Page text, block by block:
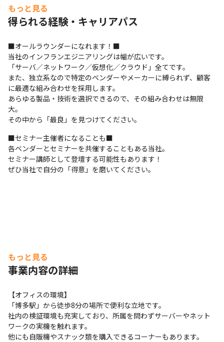
もっと見る
得られる経験・キャリアパス
■オールラウンダーになれます！■
当社のインフランエジニアリングは幅が広いです。
「サーバ／ネットワーク／仮想化／クラウド」全てです。
また、独立系なので特定のベンダーやメーカーに縛られず、顧客
に最適な組み合わせを採用します。
あらゆる製品・技術を選択できるので、その組み合わせは無限
大。
その中から「最良」を見つけてください。
■セミナー主催者になることも■
各ベンダーとセミナーを共催することもある当社。
セミナー講師として登壇する可能性もあります！
ぜひ当社で自分の「得意」を磨いてください。
もっと見る
事業内容の詳細
【オフィスの環境】
「博多駅」から徒歩8分の場所で便利な立地です。
社内の検証環境も充実しており、所属を問わずサーバーやネット
ワークの実機を触れます。
他にも自販機やスナック類を購入できるコーナーもあります。